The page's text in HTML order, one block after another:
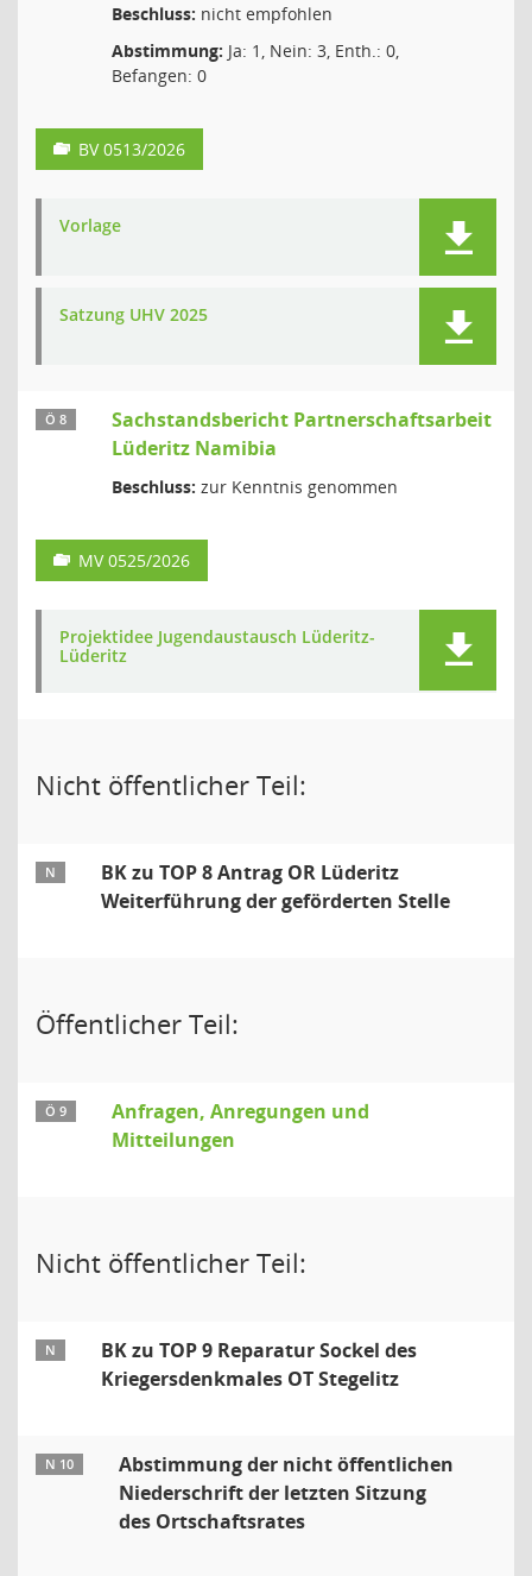
Beschluss: nicht empfohlen
Abstimmung: Ja: 1, Nein: 3, Enth.: 0,
Befangen: 0
BV 0513/2026
Vorlage
Satzung UHV 2025
Ö 8
Sachstandsbericht Partnerschaftsarbeit
Lüderitz Namibia
Beschluss: zur Kenntnis genommen
MV 0525/2026
Projektidee Jugendaustausch Lüderitz-
Lüderitz
Nicht öffentlicher Teil:
N
BK zu TOP 8 Antrag OR Lüderitz
Weiterführung der geförderten Stelle
Öffentlicher Teil:
Ö 9
Anfragen, Anregungen und
Mitteilungen
Nicht öffentlicher Teil:
N
BK zu TOP 9 Reparatur Sockel des
Kriegersdenkmales OT Stegelitz
N 10
Abstimmung der nicht öffentlichen
Niederschrift der letzten Sitzung
des Ortschaftsrates